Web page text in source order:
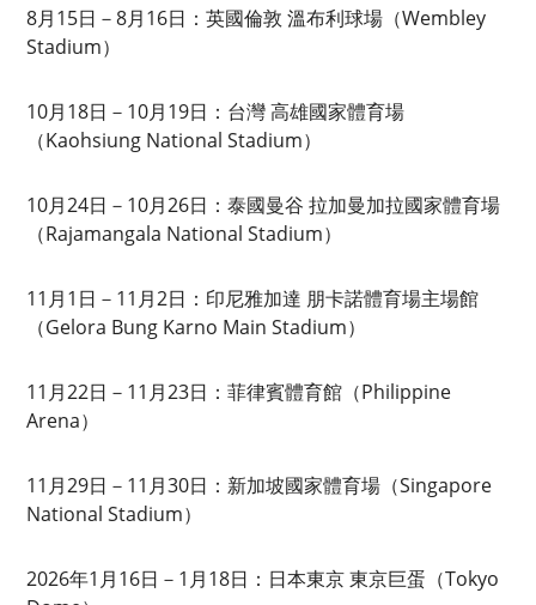
8月15日－8月16日：英國倫敦 溫布利球場（Wembley
Stadium）
10月18日－10月19日：台灣 高雄國家體育場
（Kaohsiung National Stadium）
10月24日－10月26日：泰國曼谷 拉加曼加拉國家體育場
（Rajamangala National Stadium）
11月1日－11月2日：印尼雅加達 朋卡諾體育場主場館
（Gelora Bung Karno Main Stadium）
11月22日－11月23日：菲律賓體育館（Philippine
Arena）
11月29日－11月30日：新加坡國家體育場（Singapore
National Stadium）
2026年1月16日－1月18日：日本東京 東京巨蛋（Tokyo